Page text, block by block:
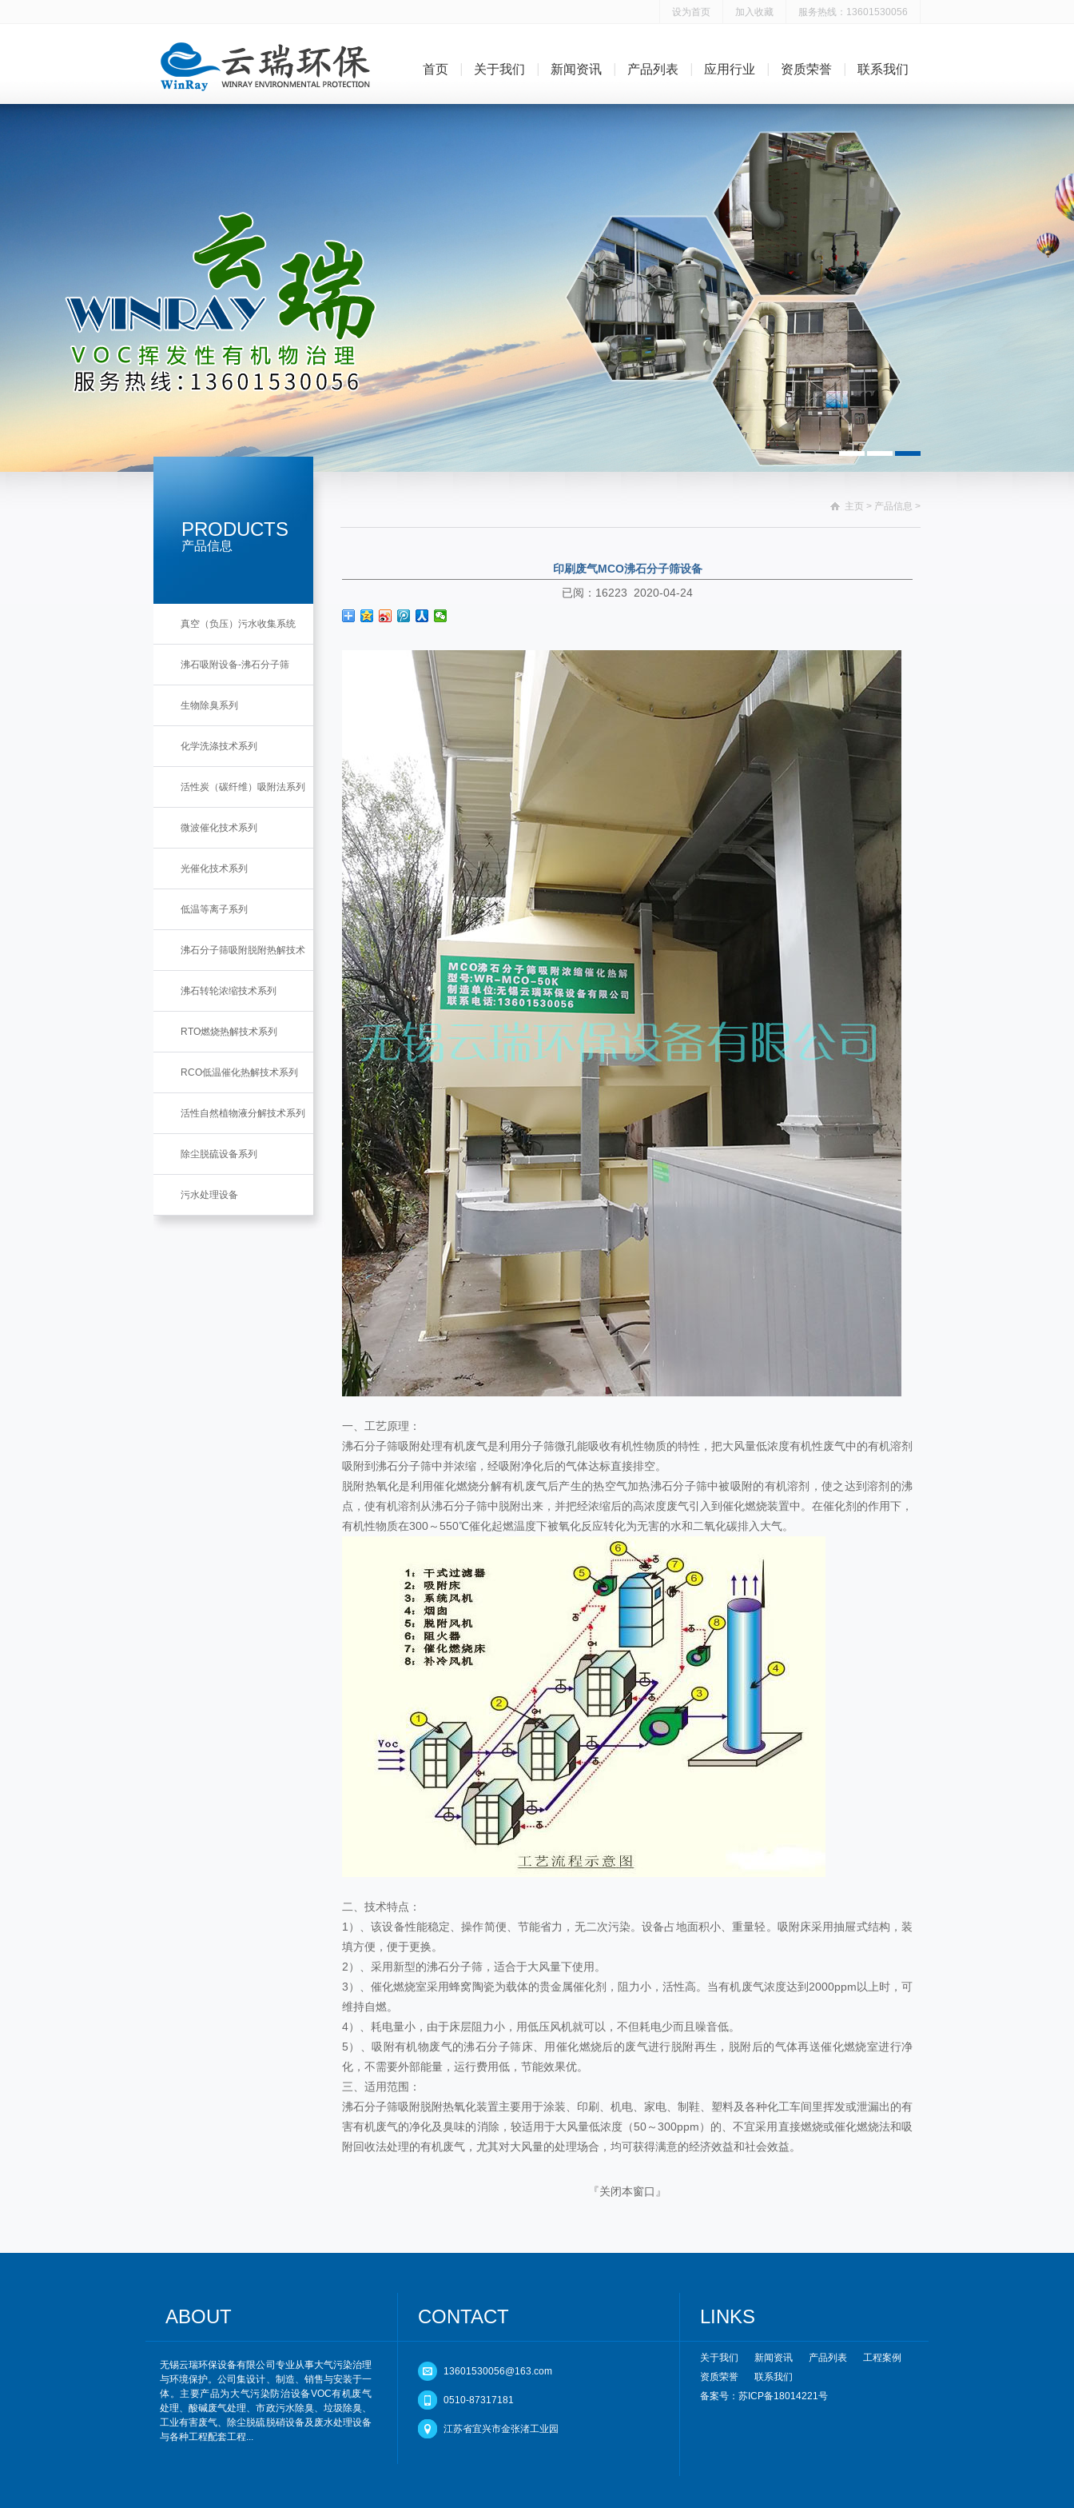
设为首页 加入收藏 服务热线：13601530056
首页 关于我们 新闻资讯 产品列表 应用行业 资质荣誉 联系我们
PRODUCTS
产品信息
真空（负压）污水收集系统
沸石吸附设备-沸石分子筛
生物除臭系列
化学洗涤技术系列
活性炭（碳纤维）吸附法系列
微波催化技术系列
光催化技术系列
低温等离子系列
沸石分子筛吸附脱附热解技术
沸石转轮浓缩技术系列
RTO燃烧热解技术系列
RCO低温催化热解技术系列
活性自然植物液分解技术系列
除尘脱硫设备系列
污水处理设备
主页 > 产品信息 >
印刷废气MCO沸石分子筛设备
已阅：16223 2020-04-24
一、工艺原理：
沸石分子筛吸附处理有机废气是利用分子筛微孔能吸收有机性物质的特性，把大风量低浓度有机性废气中的有机溶剂
吸附到沸石分子筛中并浓缩，经吸附净化后的气体达标直接排空。
脱附热氧化是利用催化燃烧分解有机废气后产生的热空气加热沸石分子筛中被吸附的有机溶剂，使之达到溶剂的沸
点，使有机溶剂从沸石分子筛中脱附出来，并把经浓缩后的高浓度废气引入到催化燃烧装置中。在催化剂的作用下，
有机性物质在300～550℃催化起燃温度下被氧化反应转化为无害的水和二氧化碳排入大气。
二、技术特点：
1）、该设备性能稳定、操作简便、节能省力，无二次污染。设备占地面积小、重量轻。吸附床采用抽屉式结构，装
填方便，便于更换。
2）、采用新型的沸石分子筛，适合于大风量下使用。
3）、催化燃烧室采用蜂窝陶瓷为载体的贵金属催化剂，阻力小，活性高。当有机废气浓度达到2000ppm以上时，可
维持自燃。
4）、耗电量小，由于床层阻力小，用低压风机就可以，不但耗电少而且噪音低。
5）、吸附有机物废气的沸石分子筛床、用催化燃烧后的废气进行脱附再生，脱附后的气体再送催化燃烧室进行净
化，不需要外部能量，运行费用低，节能效果优。
三、适用范围：
沸石分子筛吸附脱附热氧化装置主要用于涂装、印刷、机电、家电、制鞋、塑料及各种化工车间里挥发或泄漏出的有
害有机废气的净化及臭味的消除，较适用于大风量低浓度（50～300ppm）的、不宜采用直接燃烧或催化燃烧法和吸
附回收法处理的有机废气，尤其对大风量的处理场合，均可获得满意的经济效益和社会效益。
『关闭本窗口 』
ABOUT
无锡云瑞环保设备有限公司专业从事大气污染治理
与环境保护。公司集设计、制造、销售与安装于一
体。主要产品为大气污染防治设备VOC有机废气
处理、酸碱废气处理、市政污水除臭、垃圾除臭、
工业有害废气、除尘脱硫脱硝设备及废水处理设备
与各种工程配套工程...
CONTACT
13601530056@163.com
0510-87317181
江苏省宜兴市金张渚工业园
LINKS
关于我们 新闻资讯 产品列表
工程案例
资质荣誉
联系我们
备案号：苏ICP备18014221号